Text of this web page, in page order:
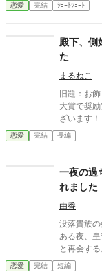
恋愛 完結 ｼｮｰﾄｼｮｰﾄ
殿下、側
た
まるねこ
旧題：お飾り妃に
大賞で奨
ざいます！ 結婚式1月前に突然告白される。相手は男爵令嬢です
か、婚約
飾り妃なん
恋愛 完結 長編
一夜の過
れました
由香
没落貴族
ある夜、
と再会する。 遠い存在になったはずの彼。 けれど、その
かけに月鈴の運命
なぜか彼
恋愛 完結 短編